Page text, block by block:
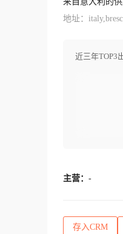
地址：
近三年TOP3
主营： -
存入CRM